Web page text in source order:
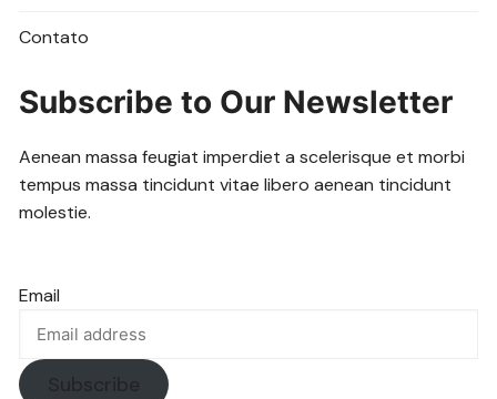
Contato
Subscribe to Our Newsletter
Aenean massa feugiat imperdiet a scelerisque et morbi
tempus massa tincidunt vitae libero aenean tincidunt
molestie.
Email
Subscribe